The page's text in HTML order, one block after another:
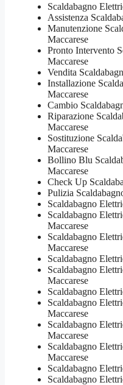
Scaldabagno
Assistenza
Manutenzione
Maccarese
Pronto Intervento
Maccarese
Vendita
Installazione
Maccarese
Cambio
Riparazione
Maccarese
Sostituzione
Maccarese
Bollino Blu
Maccarese
Check Up
Pulizia
Scaldabagno
Scaldabagno
Maccarese
Scaldabagno
Maccarese
Scaldabagno
Scaldabagno
Maccarese
Scaldabagno
Scaldabagno
Maccarese
Scaldabagno
Maccarese
Scaldabagno
Maccarese
Scaldabagno
Scaldabagno